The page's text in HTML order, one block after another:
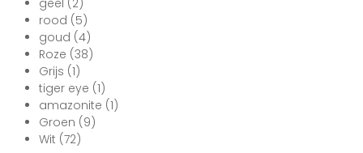
rood (5)
goud (4)
Roze (38)
Grijs (1)
tiger eye (1)
amazonite (1)
Groen (9)
Wit (72)